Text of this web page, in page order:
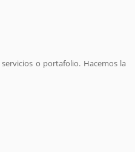
o portafolio. Hacemos la